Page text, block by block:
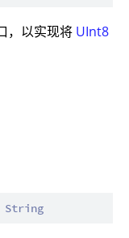
，以实现将 UInt8
String